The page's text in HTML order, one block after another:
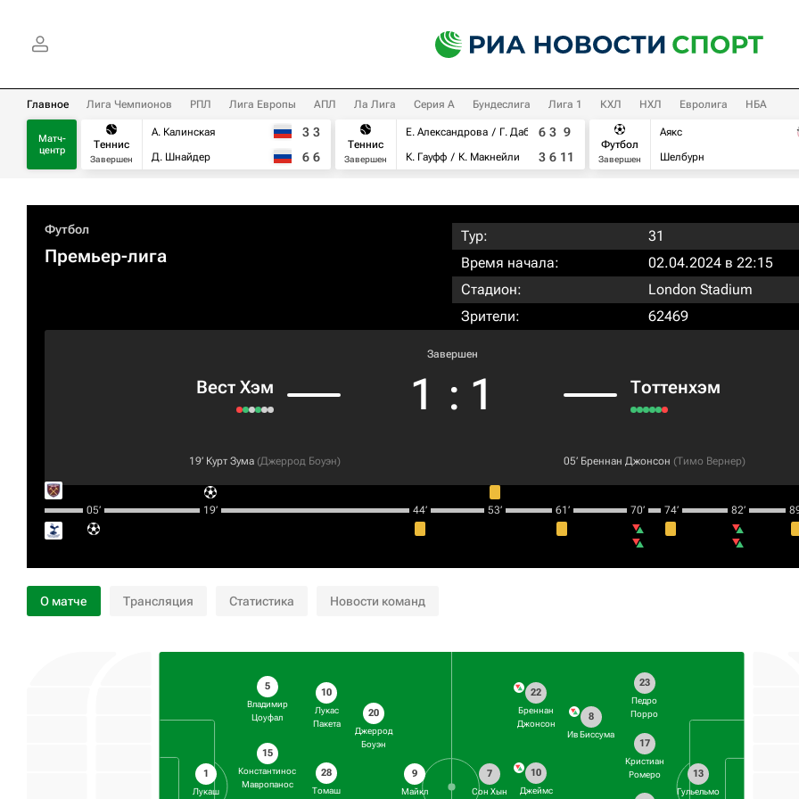
Главное Лига Чемпионов РПЛ Лига Европы АПЛ Ла Лига Серия А Бундеслига Лига 1 КХЛ НХЛ Евролига НБА
Матч-
центр
Теннис
Завершен
А. Калинская
Д. Шнайдер
3 3
6 6
Теннис
Завершен
Е. Александрова
Г. Дабровски
К. Гауфф
К. Макнейли
6 3 9
3 6 11
Футбол
Завершен
Аякс
Шелбурн
Футбол
Премьер-лига
Тур:
31
Время начала:
02.04.2024 в 22:15
Стадион:
London Stadium
Зрители:
62469
Вест Хэм
Завершен
1 : 1 Тоттенхэм
19‎’‎ Курт Зума (Джеррод Боуэн) 05‎’‎ Бреннан Джонсон (Тимо Вернер)
05‎’‎ 19‎’‎ 44‎’‎ 53‎’‎ 61‎’‎ 70‎’‎ 74‎’‎ 82‎’‎
О матче Трансляция Статистика Новости команд
1
Лукаш
5
Владимир
Цоуфал
15
Константинос
Мавропанос
10
Лукас
Пакета
28
Томаш
20
Джеррод
Боуэн
9
Майкл
13
Гульельмо
23
Педро
Порро
17
Кристиан
Ромеро
8
Ив Биссума
22
Бреннан
Джонсон
10
Джеймс
7
Сон Хын